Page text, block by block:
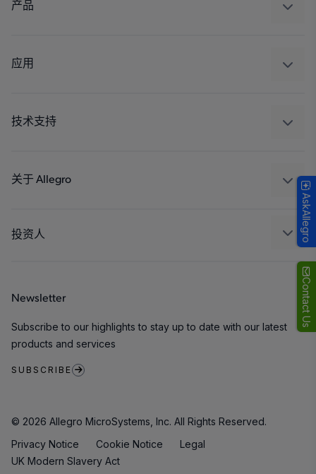
Contact Us
产品
调节
应用
工业
技术支持
封装
关于 Allegro
人才招聘
联系我们
投资人
Newsletter
Subscribe to our highlights to stay up to date with our latest
products and services
SUBSCRIBE
© 2026 Allegro MicroSystems, Inc. All Rights Reserved.
Privacy Notice
Cookie Notice
Legal
UK Modern Slavery Act
AskAllegro